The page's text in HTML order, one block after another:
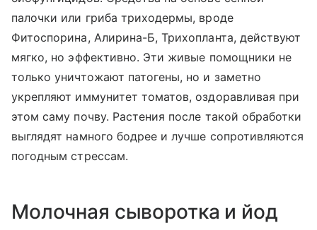
палочки или гриба триходермы, вроде
Фитоспорина, Алирина-Б, Трихопланта, действуют
мягко, но эффективно. Эти живые помощники не
только уничтожают патогены, но и заметно
укрепляют иммунитет томатов, оздоравливая при
этом саму почву. Растения после такой обработки
выглядят намного бодрее и лучше сопротивляются
погодным стрессам.
Молочная сыворотка и йод